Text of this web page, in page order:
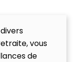
vous
de